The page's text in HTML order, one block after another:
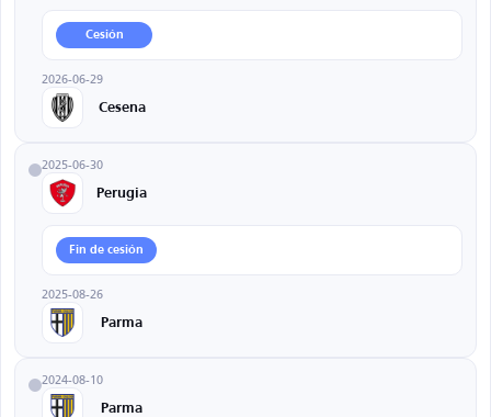
Cesión
2026-06-29
Cesena
2025-06-30
Perugia
Fin de cesión
2025-08-26
Parma
2024-08-10
Parma